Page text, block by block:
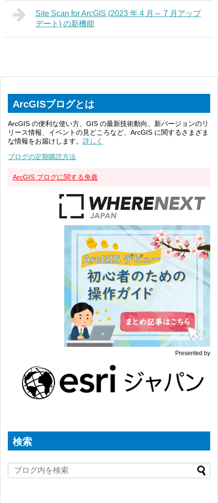
Site Scan for ArcGIS (2023 年 4 月～ 7 月アップ
デート) の新機能
ArcGISブログとは
ArcGIS の便利な使い方、GIS の最新技術動向、新バージョンのリ
リース情報、イベントの見どころなど、ArcGIS に関するさまざま
な情報をお届けします。 詳しく
ブログの定期購読方法
ArcGIS ブログに関する免責
Presented by
検索